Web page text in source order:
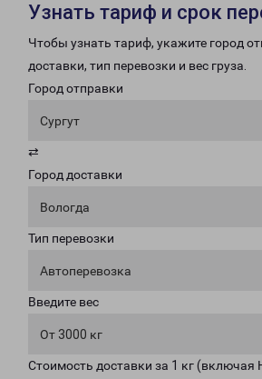
Узнать тариф и срок
Чтобы узнать тариф, укажите город
доставки, тип перевозки и вес груза.
Город отправки
Сургут
⇄
Город доставки
Вологда
Тип перевозки
Автоперевозка
Введите вес
От 3000 кг
Стоимость доставки за 1 кг (включая